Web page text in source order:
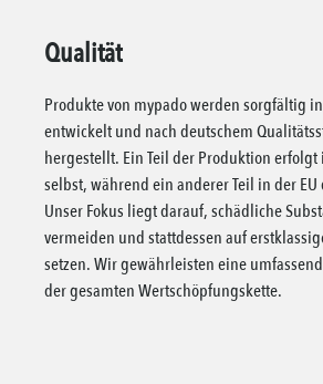
Qualität
Produkte von mypado werden sorgfältig
entwickelt und nach deutschem
hergestellt. Ein Teil der Produktion
selbst, während ein anderer Teil in der
Unser Fokus liegt darauf, schädliche
vermeiden und stattdessen auf
setzen. Wir gewährleisten eine
der gesamten Wertschöpfungskette.